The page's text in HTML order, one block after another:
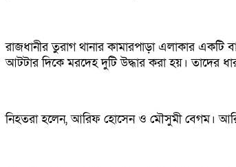
রাজধানীর তুরাগ থানার কামারপাড়া এলাকার
আটটার দিকে মরদেহ দুটি উদ্ধার করা হয়। তাদের
নিহতরা হলেন, আরিফ হোসেন ও মৌসুমী বেগম।